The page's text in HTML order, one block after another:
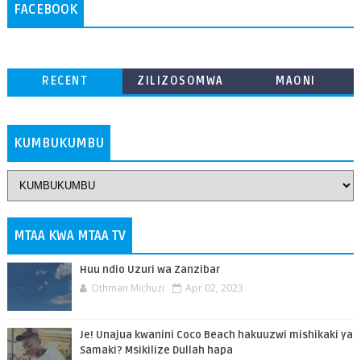
FACEBOOK
RECENT
ZILIZOSOMWA
MAONI
KUMBUKUMBU
MTAA KWA MTAA TV
Huu ndio Uzuri wa Zanzibar
Othman Michuzi Apr 02, 2023
Je! Unajua kwanini Coco Beach hakuuzwi mishikaki ya
Samaki? Msikilize Dullah hapa